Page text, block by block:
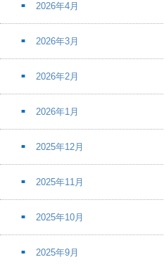
2026年4月
2026年3月
2026年2月
2026年1月
2025年12月
2025年11月
2025年10月
2025年9月